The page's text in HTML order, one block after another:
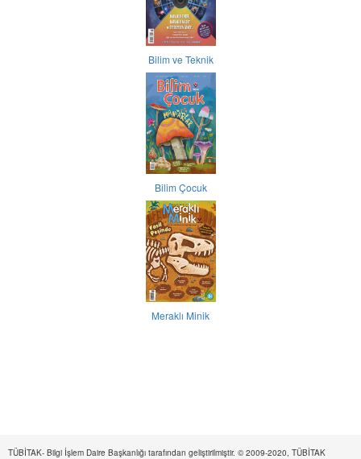
Bilim ve Teknik
Bilim Çocuk
Meraklı Minik
TÜBİTAK- Bilgi İşlem Daire Başkanlığı tarafından geliştirilmiştir. © 2009-2020, TÜBİTAK